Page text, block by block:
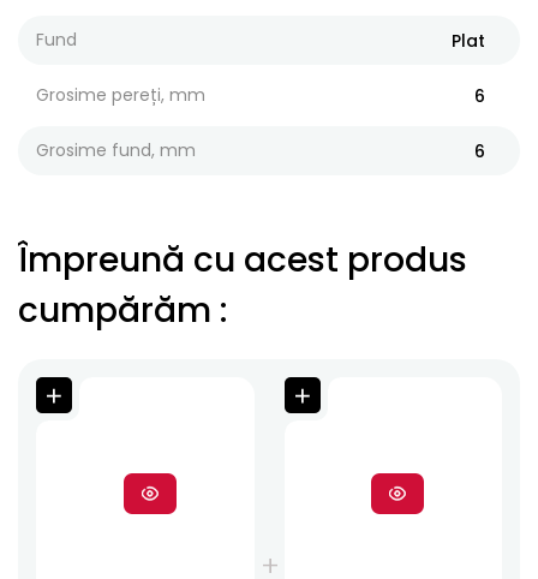
Fund Plat
Grosime pereți, mm 6
Grosime fund, mm 6
Împreună cu acest produs
cumpărăm :